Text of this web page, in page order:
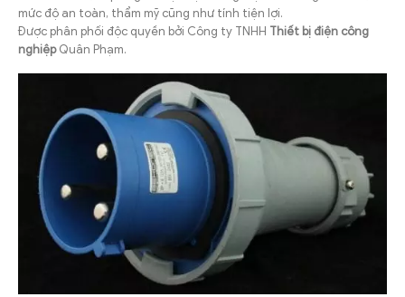
mức độ an toàn, thẩm mỹ cũng như tính tiện lợi.
Được phân phối độc quyền bởi Công ty TNHH Thiết bị điện công
nghiệpQuân Phạm.